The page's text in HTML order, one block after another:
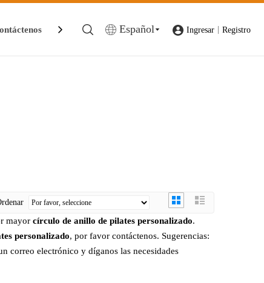
Español Ingresar Registro
mayor círculo de anillo de pilates personalizado.
personalizado, por favor contáctenos. Sugerencias:
correo electrónico y díganos las necesidades